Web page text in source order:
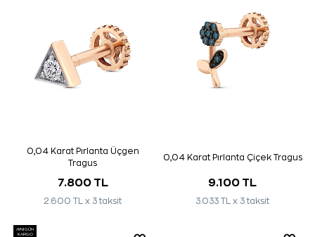
0,04 Karat Pırlanta Üçgen
Tragus
7.800 TL
2.600 TL x 3 taksit
0,04 Karat Pırlanta Çiçek Tragus
9.100 TL
3.033 TL x 3 taksit
AYNI GÜN
KARGO